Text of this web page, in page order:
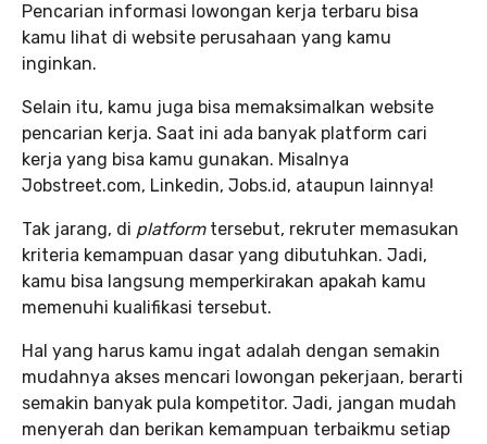
Pencarian informasi lowongan kerja terbaru bisa
kamu lihat di website perusahaan yang kamu
inginkan.
Selain itu, kamu juga bisa memaksimalkan website
pencarian kerja. Saat ini ada banyak platform cari
kerja yang bisa kamu gunakan. Misalnya
Jobstreet.com, Linkedin, Jobs.id, ataupun lainnya!
Tak jarang, di platform tersebut, rekruter memasukan
kriteria kemampuan dasar yang dibutuhkan. Jadi,
kamu bisa langsung memperkirakan apakah kamu
memenuhi kualifikasi tersebut.
Hal yang harus kamu ingat adalah dengan semakin
mudahnya akses mencari lowongan pekerjaan, berarti
semakin banyak pula kompetitor. Jadi, jangan mudah
menyerah dan berikan kemampuan terbaikmu setiap